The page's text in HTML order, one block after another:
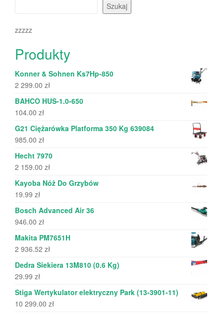
Szukaj
zzzzz
Produkty
Konner & Sohnen Ks7Hp-850
2 299.00 zł
BAHCO HUS-1.0-650
104.00 zł
G21 Ciężarówka Platforma 350 Kg 639084
985.00 zł
Hecht 7970
2 159.00 zł
Kayoba Nóż Do Grzybów
19.99 zł
Bosch Advanced Air 36
946.00 zł
Makita PM7651H
2 936.52 zł
Dedra Siekiera 13M810 (0.6 Kg)
29.99 zł
Stiga Wertykulator elektryczny Park (13-3901-11)
10 299.00 zł